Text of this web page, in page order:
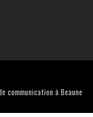
communication à Beaune